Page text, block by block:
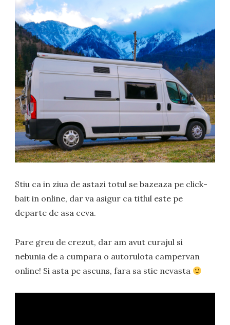
Stiu ca in ziua de astazi totul se bazeaza pe click-
bait in online, dar va asigur ca titlul este pe
departe de asa ceva.
Pare greu de crezut, dar am avut curajul si
nebunia de a cumpara o autorulota campervan
online! Si asta pe ascuns, fara sa stie nevasta